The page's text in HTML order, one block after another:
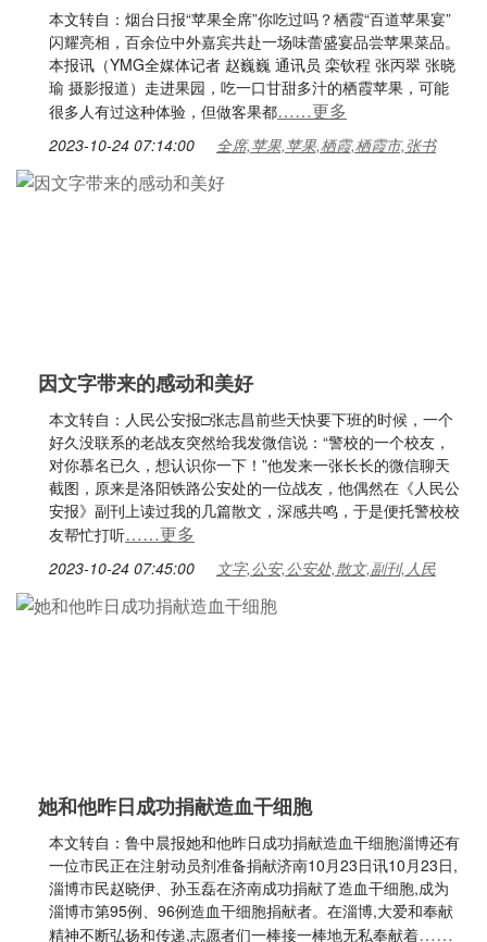
本文转自：烟台日报“苹果全席”你吃过吗？栖霞“百道苹果宴”
闪耀亮相，百余位中外嘉宾共赴一场味蕾盛宴品尝苹果菜品。
本报讯（YMG全媒体记者 赵巍巍 通讯员 栾钦程 张丙翠 张晓
瑜 摄影报道）走进果园，吃一口甘甜多汁的栖霞苹果，可能
很多人有过这种体验，但做客果都……更多
2023-10-24 07:14:00 全席,苹果,苹果,栖霞,栖霞市,张书
因文字带来的感动和美好
本文转自：人民公安报□张志昌前些天快要下班的时候，一个
好久没联系的老战友突然给我发微信说：“警校的一个校友，
对你慕名已久，想认识你一下！”他发来一张长长的微信聊天
截图，原来是洛阳铁路公安处的一位战友，他偶然在《人民公
安报》副刊上读过我的几篇散文，深感共鸣，于是便托警校校
友帮忙打听……更多
2023-10-24 07:45:00 文字,公安,公安处,散文,副刊,人民
她和他昨日成功捐献造血干细胞
本文转自：鲁中晨报她和他昨日成功捐献造血干细胞淄博还有
一位市民正在注射动员剂准备捐献济南10月23日讯10月23日,
淄博市民赵晓伊、孙玉磊在济南成功捐献了造血干细胞,成为
淄博市第95例、96例造血干细胞捐献者。在淄博,大爱和奉献
精神不断弘扬和传递,志愿者们一棒接一棒地无私奉献着……